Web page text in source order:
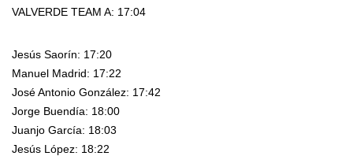
VALVERDE TEAM A: 17:04
Jesús Saorín: 17:20
Manuel Madrid: 17:22
José Antonio González: 17:42
Jorge Buendía: 18:00
Juanjo García: 18:03
Jesús López: 18:22